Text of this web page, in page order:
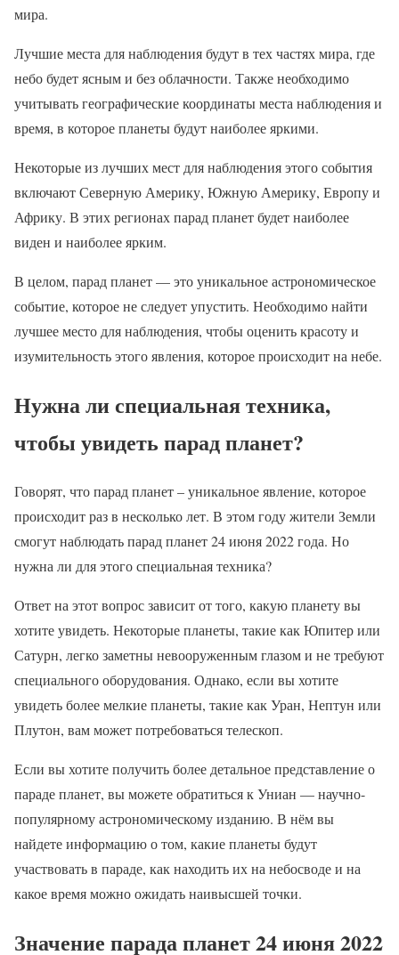
мира.
Лучшие места для наблюдения будут в тех частях мира, где
небо будет ясным и без облачности. Также необходимо
учитывать географические координаты места наблюдения и
время, в которое планеты будут наиболее яркими.
Некоторые из лучших мест для наблюдения этого события
включают Северную Америку, Южную Америку, Европу и
Африку. В этих регионах парад планет будет наиболее
виден и наиболее ярким.
В целом, парад планет — это уникальное астрономическое
событие, которое не следует упустить. Необходимо найти
лучшее место для наблюдения, чтобы оценить красоту и
изумительность этого явления, которое происходит на небе.
Нужна ли специальная техника,
чтобы увидеть парад планет?
Говорят, что парад планет – уникальное явление, которое
происходит раз в несколько лет. В этом году жители Земли
смогут наблюдать парад планет 24 июня 2022 года. Но
нужна ли для этого специальная техника?
Ответ на этот вопрос зависит от того, какую планету вы
хотите увидеть. Некоторые планеты, такие как Юпитер или
Сатурн, легко заметны невооруженным глазом и не требуют
специального оборудования. Однако, если вы хотите
увидеть более мелкие планеты, такие как Уран, Нептун или
Плутон, вам может потребоваться телескоп.
Если вы хотите получить более детальное представление о
параде планет, вы можете обратиться к Униан — научно-
популярному астрономическому изданию. В нём вы
найдете информацию о том, какие планеты будут
участвовать в параде, как находить их на небосводе и на
какое время можно ожидать наивысшей точки.
Значение парада планет 24 июня 2022